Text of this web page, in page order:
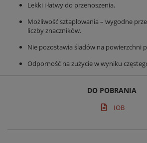
Lekki i łatwy do przenoszenia.
Możliwość sztaplowania – wygodne
liczby znaczników.
Nie pozostawia śladów na powierzchni
Odporność na zużycie w wyniku
DO POBRANIA
IOB